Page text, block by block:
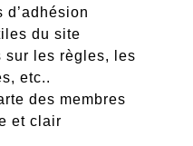
d’adhésion
du site
sur les règles, les
etc..
des membres
et clair